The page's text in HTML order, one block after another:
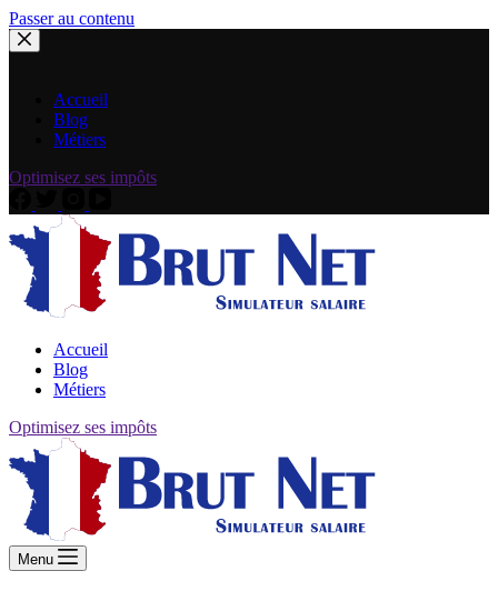
Passer au contenu
Accueil
Blog
Métiers
Optimisez ses impôts
Accueil
Blog
Métiers
Optimisez ses impôts
Menu